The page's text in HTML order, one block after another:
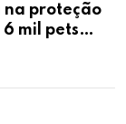
na proteção
mil pets